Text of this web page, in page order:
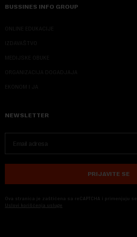
BUSSINES INFO GROUP
ONLINE EDUKACIJE
IZDAVAŠTVO
MEDIJSKE OBUKE
ORGANIZACIJA DOGADJAJA
EKONOM I JA
NEWSLETTER
PRIJAVITE SE
Ova stranica je zaštićena sa reCAPTCHA i primenjuju se
Uslovi korišćenja usluge